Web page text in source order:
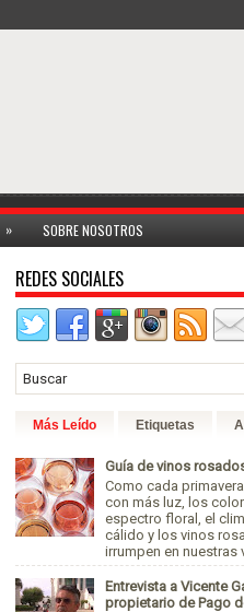
» SOBRE NOSOTROS
REDES SOCIALES
Más Leído Etiquetas
Guía de vinos
Como cada
con más luz, los
espectro floral, el
cálido y los vinos
irrumpen en nuestras
Entrevista a Vicente
propietario de Pago